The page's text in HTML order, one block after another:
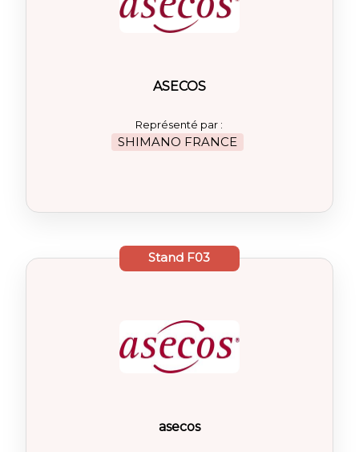
ASECOS
Représenté par :
SHIMANO FRANCE
Stand F03
asecos